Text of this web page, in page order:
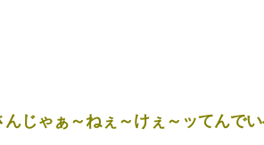
じゃぁ～ねぇ～けぇ～ッてんで